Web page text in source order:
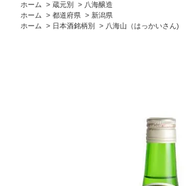
ホーム
> 蔵元別 > 八海醸造
ホーム
> 都道府県 > 新潟県
ホーム
> 日本酒銘柄別 > 八海山（はっかいさん)